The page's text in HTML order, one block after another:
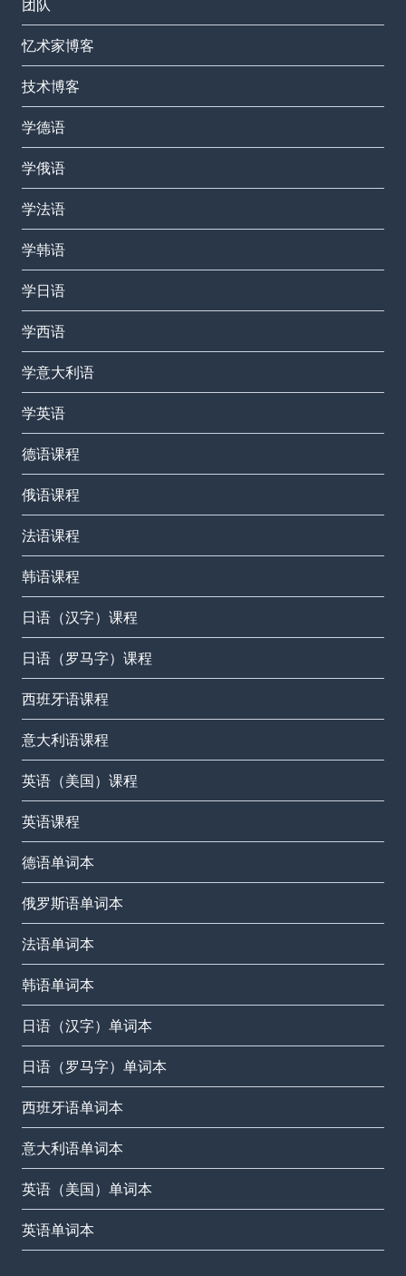
团队
忆术家博客
技术博客
学德语
学俄语
学法语
学韩语
学日语
学西语
学意大利语
学英语
德语课程
俄语课程
法语课程
韩语课程
日语（汉字）课程
日语（罗马字）课程
西班牙语课程
意大利语课程
英语（美国）课程
英语课程
德语单词本
俄罗斯语单词本
法语单词本
韩语单词本
日语（汉字）单词本
日语（罗马字）单词本
西班牙语单词本
意大利语单词本
英语（美国）单词本
英语单词本